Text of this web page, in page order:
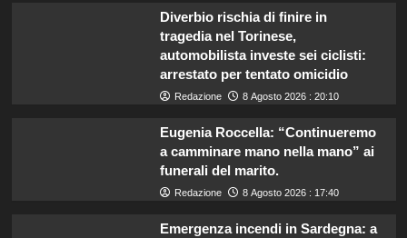
Cristina Marino e Luca Argentero:
un nuovo bambino in arrivo? Indizi
sulla terza gravidanza.
Diverbio rischia di finire in
tragedia nel Torinese,
automobilista investe sei ciclisti:
arrestato per tentato omicidio
Redazione 8 Agosto 2026 : 20:10
Eugenia Roccella: “Continueremo
a camminare mano nella mano” ai
funerali del marito.
Redazione 8 Agosto 2026 : 17:40
Emergenza incendi in Sardegna: a